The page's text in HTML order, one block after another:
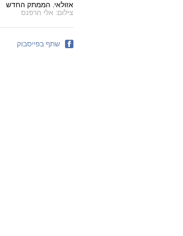
אזולאי. הממתק החדש
צילום: אלי הרפנס
שתף בפייסבוק